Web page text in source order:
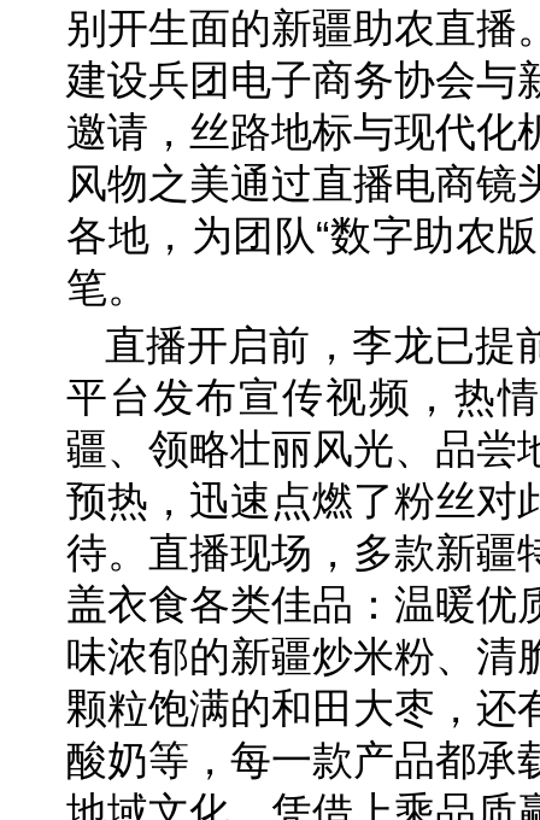
别开生面的新疆助农直播
建设兵团电子商务协会与
邀请，丝路地标与现代化
风物之美通过直播电商镜
各地，为团队“数字助农
笔。
直播开启前，李龙已提
平台发布宣传视频，热
疆、领略壮丽风光、品尝
预热，迅速点燃了粉丝对
待。直播现场，多款新疆
盖衣食各类佳品：温暖优
味浓郁的新疆炒米粉、清
颗粒饱满的和田大枣，还
酸奶等，每一款产品都承